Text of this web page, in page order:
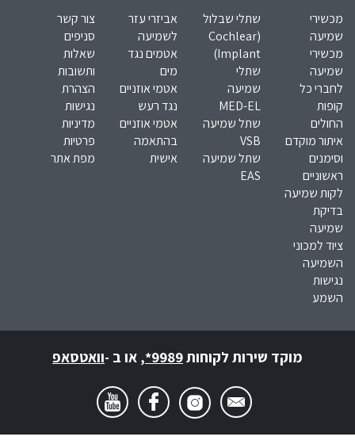
מכשירי
שמיעה
מכשירי
שמיעה
לחברי כל
קופות
החולים
איתור מוקדם
וסימנים
ראשוניים
לקות שמיעה
בדיקת
שמיעה
ציוד למכוני
השמיעה
נגישות
השמע
שתלי שבלול
(Cochlear
Implant)​
שתלי
שמיעה
MED-EL​
שתל שמיעה
VSB
שתל שמיעה
EAS
אביזרי עזר
לשמיעה
אטמים נגד
מים
אטמי אוזניים
נגד רעש
אטמי אוזניים
בהתאמה
אישית
צור קשר
סניפים
שאלות
ותשובות
הצהרת
נגישות
מדיניות
פרטיות
מפת אתר
מוקד שירות לקוחות*9989
, או ב -וואטסאפ